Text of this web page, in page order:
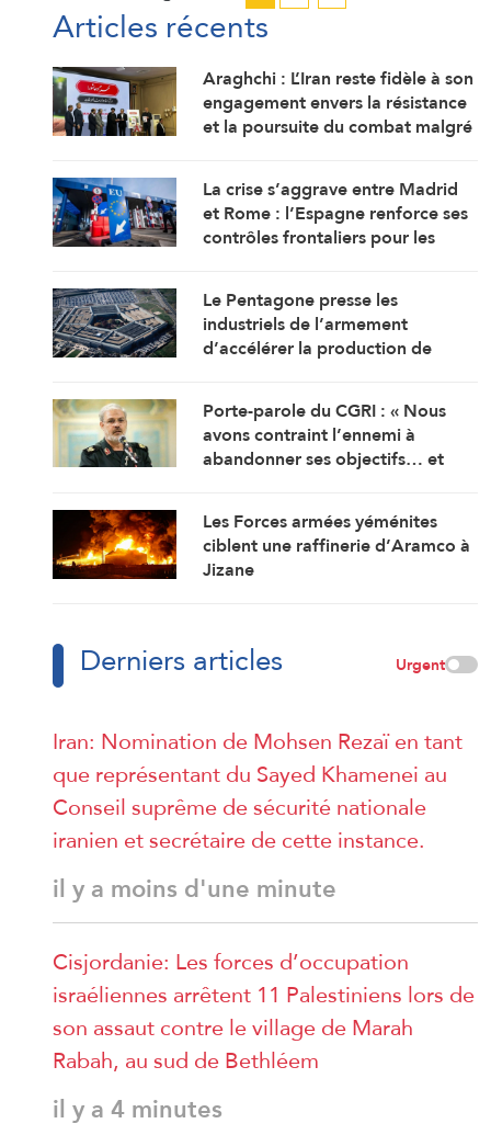
Articles récents
Araghchi : L’Iran reste fidèle à son
engagement envers la résistance
et la poursuite du combat malgré
La crise s’aggrave entre Madrid
et Rome : l’Espagne renforce ses
contrôles frontaliers pour les
Le Pentagone presse les
industriels de l’armement
d’accélérer la production de
Porte-parole du CGRI : « Nous
avons contraint l’ennemi à
abandonner ses objectifs… et
Les Forces armées yéménites
ciblent une raffinerie d’Aramco à
Jizane
Derniers articles Urgent
Iran: Nomination de Mohsen Rezaï en tant
que représentant du Sayed Khamenei au
Conseil suprême de sécurité nationale
iranien et secrétaire de cette instance.
il y a moins d'une minute
Cisjordanie: Les forces d’occupation
israéliennes arrêtent 11 Palestiniens lors de
son assaut contre le village de Marah
Rabah, au sud de Bethléem
il y a 4 minutes